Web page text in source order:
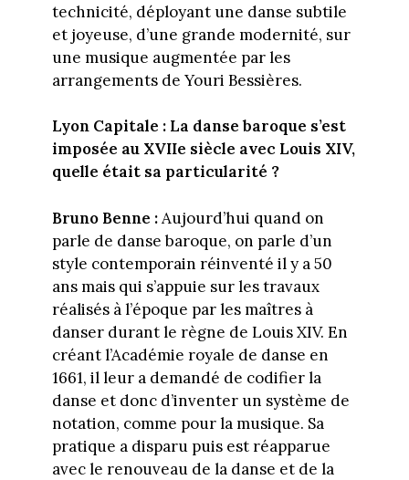
technicité, déployant une danse subtile
et joyeuse, d’une grande modernité, sur
une musique augmentée par les
arrangements de Youri Bessières.
Lyon Capitale : La danse baroque s’est
imposée au XVIIe siècle avec Louis XIV,
quelle était sa particularité ?
Bruno Benne :Aujourd’hui quand on
parle de danse baroque, on parle d’un
style contemporain réinventé il y a 50
ans mais qui s’appuie sur les travaux
réalisés à l’époque par les maîtres à
danser durant le règne de Louis XIV. En
créant l’Académie royale de danse en
1661, il leur a demandé de codifier la
danse et donc d’inventer un système de
notation, comme pour la musique. Sa
pratique a disparu puis est réapparue
avec le renouveau de la danse et de la